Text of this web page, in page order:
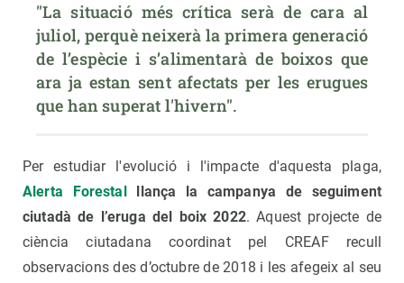
"La situació més crítica serà de cara al
juliol, perquè neixerà la primera generació
de l’espècie i s’alimentarà de boixos que
ara ja estan sent afectats per les erugues
que han superat l'hivern".
Per estudiar l'evolució i l'impacte d'aquesta plaga,
Alerta Forestal
llança la campanya de seguiment
ciutadà de l’eruga del boix 2022. Aquest projecte de
ciència ciutadana coordinat pel CREAF recull
observacions des d’octubre de 2018 i les afegeix al seu